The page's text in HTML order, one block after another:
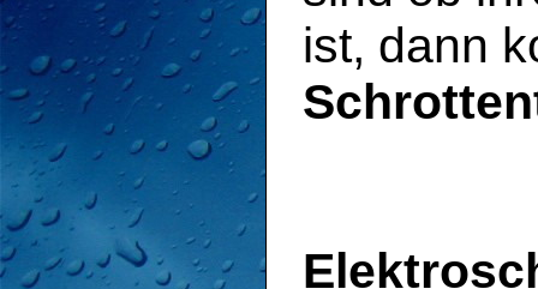
ist, dann